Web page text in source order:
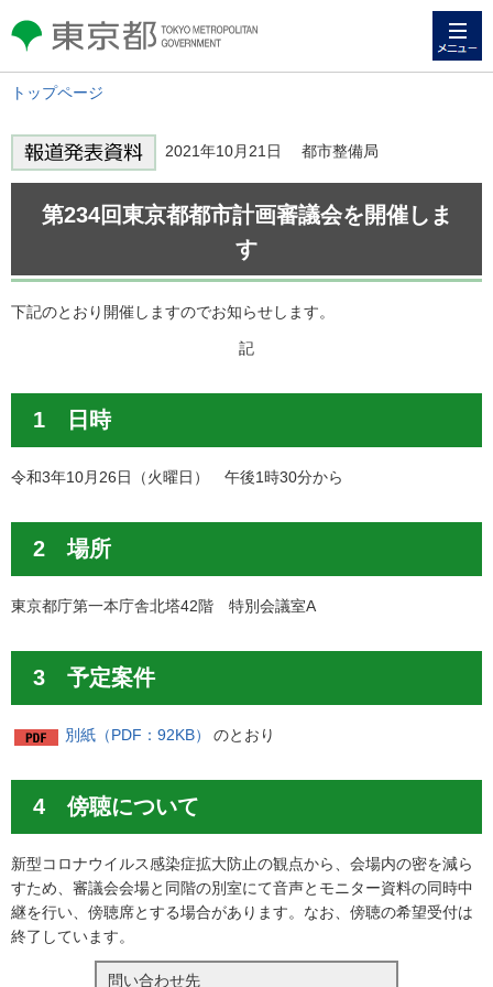
東京都 TOKYO METROPOLITAN
GOVERNMENT
トップページ
2021年10月21日 都市整備局
第234回東京都都市計画審議会を開催しま
す
下記のとおり開催しますのでお知らせします。
記
1 日時
令和3年10月26日（火曜日） 午後1時30分から
2 場所
東京都庁第一本庁舎北塔42階 特別会議室A
3 予定案件
別紙（PDF：92KB） のとおり
4 傍聴について
新型コロナウイルス感染症拡大防止の観点から、会場内の密を減ら
すため、審議会会場と同階の別室にて音声とモニター資料の同時中
継を行い、傍聴席とする場合があります。なお、傍聴の希望受付は
終了しています。
問い合わせ先